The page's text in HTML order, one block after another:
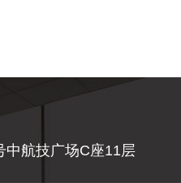
中航技广场C座11层